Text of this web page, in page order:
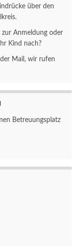
über den
zur Anmeldung oder
Kind nach?
Mail, wir rufen
Betreuungsplatz